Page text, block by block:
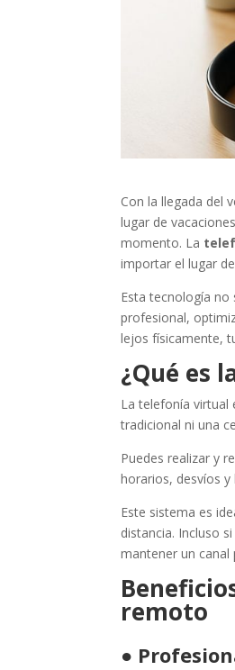
Con la llegada del
lugar de
momento. La
importar el lugar
Esta tecnología
profesional,
lejos físicamente,
¿Qué es
La telefonía virtual
tradicional ni una
Puedes realizar y
horarios, desvíos
Este sistema es
distancia. Incluso
mantener un
remoto
●